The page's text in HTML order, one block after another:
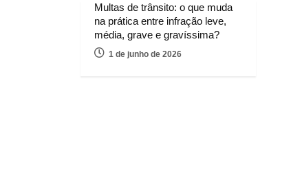
Multas de trânsito: o que muda
na prática entre infração leve,
média, grave e gravíssima?
1 de junho de 2026